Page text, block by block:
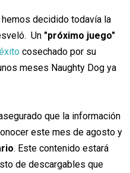
decidido todavía la
Un "próximo juego"
cosechado por su
meses Naughty Dog ya
que la información
este mes de agosto y
. Este contenido estará
de descargables que